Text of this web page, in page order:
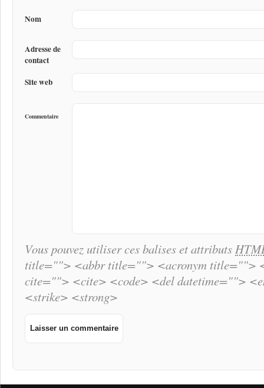
Nom
Adresse de
contact
Site web
Commentaire
Vous pouvez utiliser ces balises et attributs
title=""> <abbr title=""> <acronym title="">
cite=""> <cite> <code> <del datetime="">
<strike> <strong>